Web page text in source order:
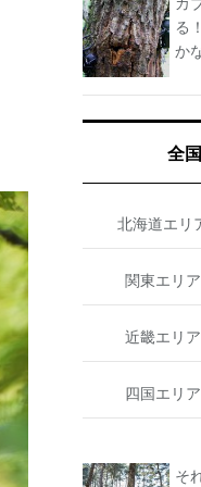
る
か
全
北海道エリ
関東エリア
近畿エリア
四国エリア
そ